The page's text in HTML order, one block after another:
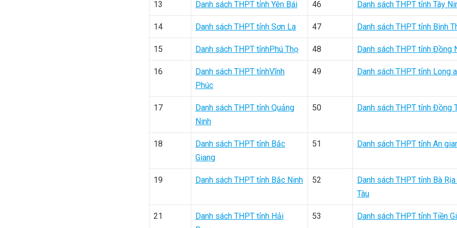
13 Danh sách THPT tỉnh Yên Bái 46 Danh sách THPT tỉnh Tây
14 Danh sách THPT tỉnh Sơn La 47 Danh sách THPT tỉnh Bình
15 Danh sách THPT tỉnhPhú Thọ 48 Danh sách THPT tỉnh Đồng
16
Danh sách THPT tỉnhVĩnh
Phúc
49 Danh sách THPT tỉnh Long
17
Danh sách THPT tỉnh Quảng
Ninh
50 Danh sách THPT tỉnh Đồng
18
Danh sách THPT tỉnh Bắc
Giang
51 Danh sách THPT tỉnh An
19 Danh sách THPT tỉnh Bắc Ninh 52
Danh sách THPT tỉnh Bà
Tàu
21
Danh sách THPT tỉnh Hải
53 Danh sách THPT tỉnh Tiền